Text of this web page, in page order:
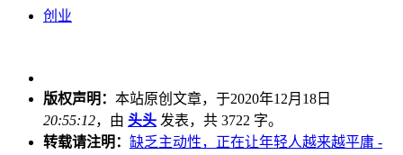
创业
版权声明： 本站原创文章，于2020年12月18日
20:55:12，由 头头 发表，共 3722 字。
转载请注明： 缺乏主动性，正在让年轻人越来越平庸 -